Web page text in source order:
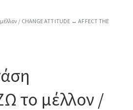
/ CHANGE ATTITUDE ↔ AFFECT THE
το μέλλον /